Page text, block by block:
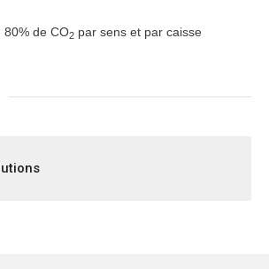
CONTACT
80% de CO2 par sens et par caisse